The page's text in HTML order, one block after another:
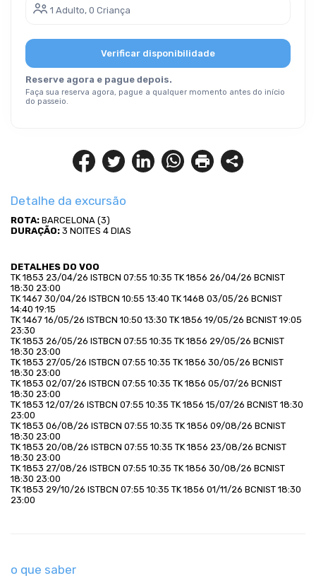
Detalhe da excursão
ROTA: BARCELONA (3)
DURAÇÃO: 3 NOITES 4 DIAS
DETALHES DO VOO
TK 1853 23/04/26 ISTBCN 07:55 10:35 TK 1856 26/04/26 BCNIST
18:30 23:00
TK 1467 30/04/26 ISTBCN 10:55 13:40 TK 1468 03/05/26 BCNIST
14:40 19:15
TK 1467 16/05/26 ISTBCN 10:50 13:30 TK 1856 19/05/26 BCNIST 19:05
23:30
TK 1853 26/05/26 ISTBCN 07:55 10:35 TK 1856 29/05/26 BCNIST
18:30 23:00
TK 1853 27/05/26 ISTBCN 07:55 10:35 TK 1856 30/05/26 BCNIST
18:30 23:00
TK 1853 02/07/26 ISTBCN 07:55 10:35 TK 1856 05/07/26 BCNIST
18:30 23:00
TK 1853 12/07/26 ISTBCN 07:55 10:35 TK 1856 15/07/26 BCNIST 18:30
23:00
TK 1853 06/08/26 ISTBCN 07:55 10:35 TK 1856 09/08/26 BCNIST
18:30 23:00
TK 1853 20/08/26 ISTBCN 07:55 10:35 TK 1856 23/08/26 BCNIST
18:30 23:00
TK 1853 27/08/26 ISTBCN 07:55 10:35 TK 1856 30/08/26 BCNIST
18:30 23:00
TK 1853 29/10/26 ISTBCN 07:55 10:35 TK 1856 01/11/26 BCNIST 18:30
23:00
o que saber
1 Adulto, 0 Criança
Verificar disponibilidade
Reserve agora e pague depois.
Faça sua reserva agora, pague a qualquer momento antes do início
do passeio.